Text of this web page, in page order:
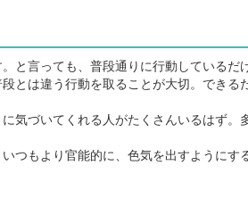
と言っても、普段通りに行動しているだ
とは違う行動を取ることが大切。できる
づいてくれる人がたくさんいるはず。
つもより官能的に、色気を出すようにす